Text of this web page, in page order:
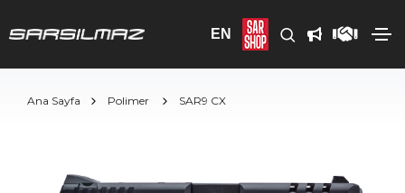
EN
Ana Sayfa Polimer SAR9 CX